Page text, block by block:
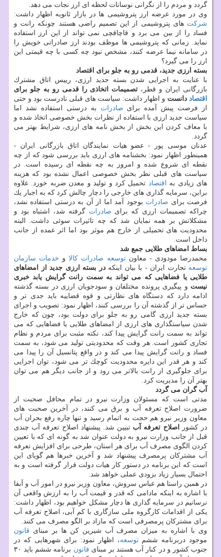
گردد و مردم را از نگرانی نوسانات لحظه ای ارز نجات می دهد.
وی در مورد عرضه ارز پتروشیمی ها در بازار ثانویه اظهار داشت:
شركت های پتروشیمی از این تصمیم راضی هستند چونكه رانت و
فساد را از بین می برد و قاچاقچی نمی تواند از این ارز استفاده
نماید. زمانی كه پتروشیمی ها موظف بودند ارز صادراتی خویش را
در سامانه نیما عرضه كنند، مشخص نبود چه كسی با چه قیمتی این
ارز را می گیرد؟
بسته ارزی جدید، قدمی رو به جلو برای اقتصاد
با عنایت به اجرایی شدن بسته جدید ارزی، رییس اتاق مشترك
بازرگانی ایران و قطر، تصمیمات اتخاذی را قدمی رو به جلو برای
اقتصاد دانست و اظهار داشت: سیاست های قبلی نادرست بود و حتی
از فرصت پیش آمده برای صادرات به درستی استفاده نشد اما
سیاست جدید ارزی با استفاده از نظرات بخش خصوصی اتخاذ شده و
با معاف كردن این بخش از بخش نامه های ارزی، شرایط بهتر می
گردد.
عدنان موسی پور - عضو هیات نمایندگان اتاق بازرگانی ایران -
همینطور اظهار نمود: بخشنامه های ارزی باید بررسی شود كه از چه
نقطه ای شروع شده و امروز به چه نقطه ای رسیده است. در
سیاست های قبلی نظر بخش خصوصی اعمال نشده بود كه هزینه
های زیادی به اقتصاد تحمیل كرد و تولید و معدن ضربه خورد. علاوه
براین، سرمایه گذاری های خارجی را دچار چالش كرد كه به اجبار یك
فرصت برای صادرات بوجود آمد اما از آن به درستی استفاده نشد،
چراكه تصمیمات ارزی كه برای صادرات گرفته شد، اشتباه بود و
مشكلاتش بر همه نمایان شد كه چه تاثیرات سوئی داشت. البته
محدودیت های تحمیلی از خارج هم موثر بود اما اثر عمده از جانب
داخل است.
بساط امضاهای طلایی جمع شد
محمدرضا مودودی - معاونتوسعه صادرات كالاو خدمات سازمان
توسعه تجارت ایران - با بیان اینكه در بسته ارزی جدید از امضاهای
طلایی یا فضاهایی كه می تواند به سمت رانت گرایش یابد خبری
نیست و پیگیری پرونده مختلفان و سودجویان ارزی در بسته گذشته
ادامه دارد كه دستگاه های نظارتی و قوه قضاییه باید جدی تر و
حساس تر از گذشته آن را بررسی كنند، اظهار نمود: تصویب و اجرای
بسته جدید ارزی گامی رو به جلو برای دولت بود، چون كه خارج
شدن سیاستگذاری های ارزی از امضاهای طلایی یا فضاهایی كه می
تواند به سمت رانت گرایش پیدا كند، نكته مثبت برای مردم و نظام
تجاری كشور است. هر وقت كه محدودیتی تولید می شود، به سمت
فساد و رانت گرایش پیدا می كند و در واقع پتانسیل آن را پیدا می
كند و هر قدر این دایره محدودیت كوچك تر می شود، توان اجرایی
برای جلوگیری از رانت بالاتر می رود و از جانب دیگر هم می توان
بهتر آن را مدیریت كرد.
آب گران می گردد
مدتی است كه مسئولان وزارت نیرو در تمام محافل صحبت از
ضرورت اصلاح تعرفه آب و برق می كنند، در آخرین صحبت های
معاون وزیر نیرو هم حجت به اتمام رسید و تنها چاره رفع بحران آب
در كشور
اصلاح تعرفه آب تبیین شد. پیشنهاد اصلاح تعرفه آب چندی
قبل از جانب وزارت نیرو به دولت عنوان شد به گونه ای كه با تعیین
كردن الگوی مصرف آب برای هر استان، طرحی برای افزایش تعرفه
آب مشتركان پرمصرف پیشنهاد شد و آخرین خبرها هم گویای این
است كه این برنامه در دستور كار هیات دولت قرار گرفته است و به
احتمال بسیار زیاد بزودی عملی خواهد شد.
در همین راستا هم عباس سروش، معاون وزیر نیرو در امور آب و آبفا
با اشاره به اینكه مادامی كه قدر و قیمت آب را به ارزش واقعی آن
نرسانیم در سرمایه گذاری ها دچار مشكل خواهیم بود، اظهار داشت:
یكی از اقدامات كارگروه ملی سازگاری با كم آبی، اصلاح تعرفه آب
برای مشتركان پرمصرفی است كه مازاد بر الگو مصرف می كنند.
وی با اشاره به میزان مصرف آب شیرین كن ها بر مبنای قانون
موجود دربرنامه ششمتوسعه، اظهار نمود: برای شهرهایی كه در
جنوب كشور و در كنار آب هستند بر مبنای قانون
برنامه ششم باید ۳۰